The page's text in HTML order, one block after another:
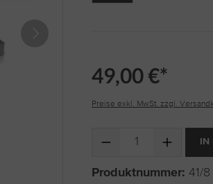
49,00 €*
Preise exkl. MwSt. zzgl.
Produkt Anzahl: Gib den
Produktnummer: 41/8